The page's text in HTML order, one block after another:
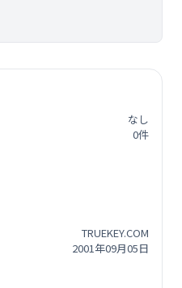
なし
0件
TRUEKEY.COM
2001年09月05日